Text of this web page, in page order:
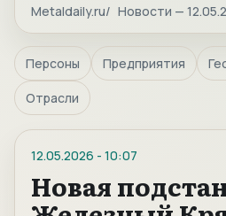
Metaldaily.ru Новости —
Персоны Предприятия
Отрасли
12.05.2026 - 10:07
Новая